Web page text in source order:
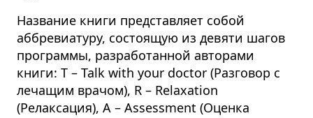
Название книги представляет собой
аббревиатуру, состоящую из девяти шагов
программы, разработанной авторами
книги: T – Talk with your doctor (Разговор с
лечащим врачом), R – Relaxation
(Релаксация), A – Assessment (Оценка